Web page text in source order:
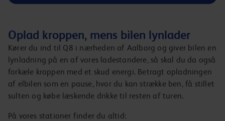
Oplad kroppen, mens bilen lynlader
Kører du ind til Q8 i nærheden af Aalborg og giver bilen en
lynladning på en af vores ladestandere, så skal du da også
forkæle kroppen med et skud energi. Betragt opladningen
af elbilen som en pause, hvor du kan strække ben, få stillet
sulten og købe læskende drikke til resten af turen.
På vores stationer finder du altid: